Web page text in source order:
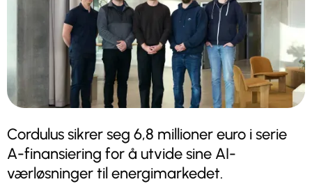
Cordulus sikrer seg 6,8 millioner euro i serie
A-finansiering for å utvide sine AI-
værløsninger til energimarkedet.